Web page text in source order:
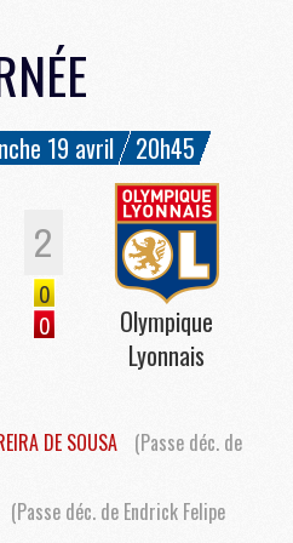
19 avril 20h45
2
0
0
Olympique
Lyonnais
DE SOUSA
(Passe déc. de
(Passe déc. de Endrick Felipe